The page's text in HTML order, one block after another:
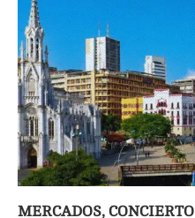
MERCADOS,